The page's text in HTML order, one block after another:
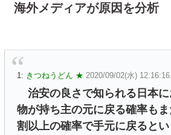
海外メディアが原因を分析
1: きつねうどん ★ 2020/09/02(水)
治安の良さで知られる日本に
物が持ち主の元に戻る確率も
割以上の確率で手元に戻ると